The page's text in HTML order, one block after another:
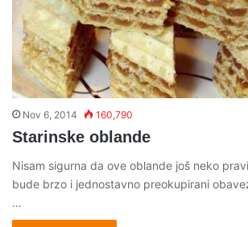
Nov 6, 2014 160,790
Starinske oblande
Nisam sigurna da ove oblande još neko
bude brzo i jednostavno preokupirani
…